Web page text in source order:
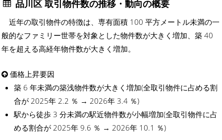
品川区 取引物件数の推移・動向の概要
近年の取引物件の特徴は、専有面積 100 平方メートル未満の一
般的なファミリー世帯を対象とした物件数が大きく増加、築 40
年を超える高経年物件数が大きく増加。
価格上昇要因
築 6 年未満の築浅物件数が大きく増加(全取引物件に占める割
合が 2025年 2.2 ％ → 2026年 3.4 ％)
駅から徒歩 3 分未満の駅近物件数が小幅増加(全取引物件に占
める割合が 2025年 9.6 ％ → 2026年 10.1 ％)